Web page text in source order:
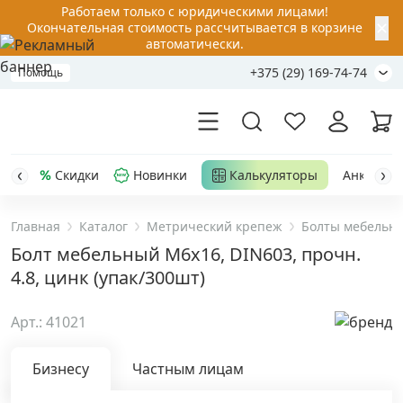
Работаем только с юридическими лицами!
Окончательная стоимость рассчитывается в корзине
автоматически.
Помощь +375 (29) 169-74-74
Акции
Распродажа
Уценка
Анкерная техника
Скидки Новинки Калькуляторы Анкер-
Главная Каталог Метрический крепеж Болты
Болт мебельный М6х16, DIN603, прочн.
4.8, цинк (упак/300шт)
Арт.: 41021
Бизнесу Частным лицам